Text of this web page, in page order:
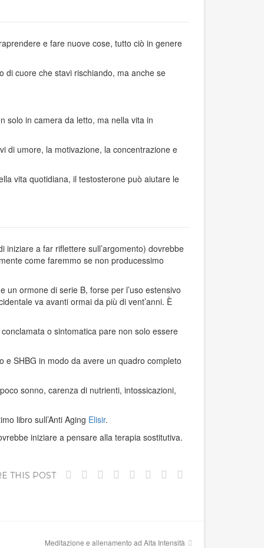
e fare nuove cose, tutto ciò in genere
di cuore che stavi rischiando, ma anche se
solo in camera da letto, ma nella vita in
di umore, la motivazione, la concentrazione e
vita quotidiana, il testosterone può aiutare le
a far riflettere sull’argomento) dovrebbe
come faremmo se non producessimo
ormone di serie B, forse per l’uso estensivo
va avanti ormai da più di vent’anni. È
o sintomatica pare non solo essere
SHBG in modo da avere un quadro completo
sonno, carenza di nutrienti, intossicazioni,
libro sull’Anti Aging Elisir.
iniziare a pensare alla terapia sostitutiva.
THIS POST
Meditazione e allenamento ad Alta Intensità